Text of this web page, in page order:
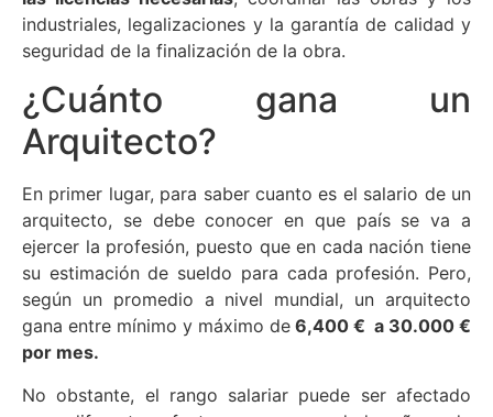
industriales, legalizaciones y la garantía de calidad y
seguridad de la finalización de la obra.
¿Cuánto gana un
Arquitecto?
En primer lugar, para saber cuanto es el salario de un
arquitecto, se debe conocer en que país se va a
ejercer la profesión, puesto que en cada nación tiene
su estimación de sueldo para cada profesión. Pero,
según un promedio a nivel mundial, un arquitecto
gana entre mínimo y máximo de 6,400 € a 30.000 €
por mes.
No obstante, el rango salariar puede ser afectado